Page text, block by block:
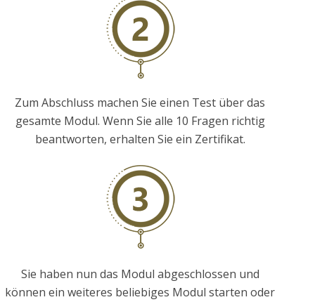
Zum Abschluss machen Sie einen Test über das
gesamte Modul. Wenn Sie alle 10 Fragen richtig
beantworten, erhalten Sie ein Zertifikat.
Sie haben nun das Modul abgeschlossen und
können ein weiteres beliebiges Modul starten oder